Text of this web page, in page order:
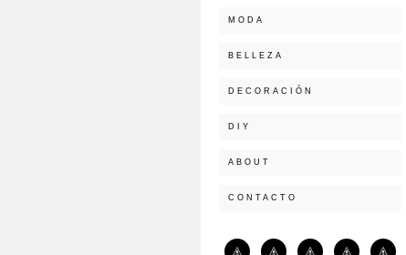
MODA
BELLEZA
DECORACIÓN
DIY
ABOUT
CONTACTO